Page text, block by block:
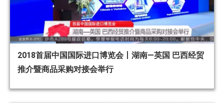
2018首届中国国际进口博览会丨湖南—英国 巴西经贸
推介暨商品采购对接会举行